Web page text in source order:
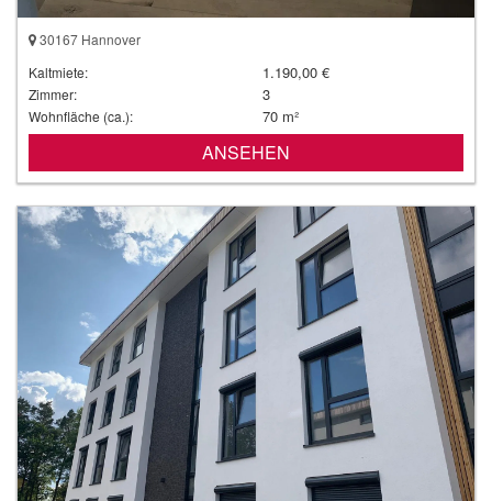
30167 Hannover
Kaltmiete:
1.190,00 €
Zimmer: 3
Wohnfläche (ca.): 70 m²
ANSEHEN